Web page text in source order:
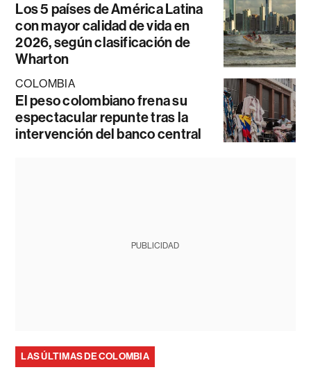
Los 5 países de América Latina
con mayor calidad de vida en
2026, según clasificación de
Wharton
COLOMBIA
El peso colombiano frena su
espectacular repunte tras la
intervención del banco central
PUBLICIDAD
LAS ÚLTIMAS DE COLOMBIA